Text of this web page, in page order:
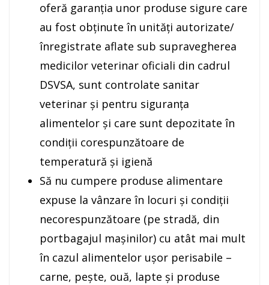
oferă garanția unor produse sigure care
au fost obținute în unități autorizate/
înregistrate aflate sub supravegherea
medicilor veterinar oficiali din cadrul
DSVSA, sunt controlate sanitar
veterinar și pentru siguranța
alimentelor și care sunt depozitate în
condiții corespunzătoare de
temperatură și igienă
Să nu cumpere produse alimentare
expuse la vânzare în locuri și condiții
necorespunzătoare (pe stradă, din
portbagajul mașinilor) cu atât mai mult
în cazul alimentelor ușor perisabile –
carne, pește, ouă, lapte și produse